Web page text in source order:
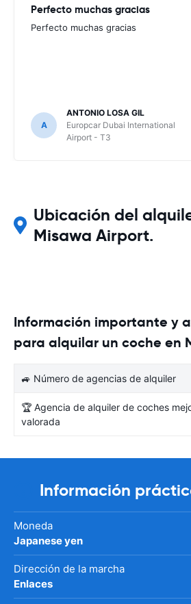
Perfecto muchas gracias
Perfecto muchas gracias
A
ANTONIO LOSA GIL
Europcar Dubai International
Airport - T3
Ubicación del
Misawa Airport.
Información importante y
para alquilar un coche en
🚙 Número de agencias de alquiler
🏆 Agencia de alquiler de coches
valorada
Información
Moneda
Japanese yen
Dirección de la marcha
Enlaces